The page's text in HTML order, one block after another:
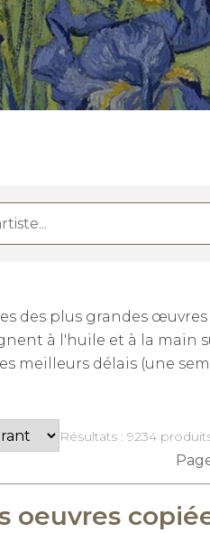
des plus grandes
à l'huile et à la main
meilleurs délais (une
Résultats : 9234
oeuvres